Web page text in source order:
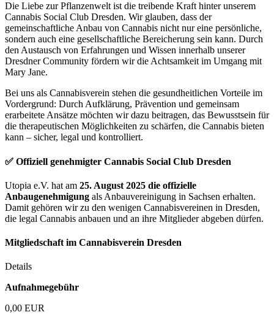
Die Liebe zur Pflanzenwelt ist die treibende Kraft hinter unserem
Cannabis Social Club Dresden. Wir glauben, dass der
gemeinschaftliche Anbau von Cannabis nicht nur eine persönliche,
sondern auch eine gesellschaftliche Bereicherung sein kann. Durch
den Austausch von Erfahrungen und Wissen innerhalb unserer
Dresdner Community fördern wir die Achtsamkeit im Umgang mit
Mary Jane.
Bei uns als Cannabisverein stehen die gesundheitlichen Vorteile im
Vordergrund: Durch Aufklärung, Prävention und gemeinsam
erarbeitete Ansätze möchten wir dazu beitragen, das Bewusstsein für
die therapeutischen Möglichkeiten zu schärfen, die Cannabis bieten
kann – sicher, legal und kontrolliert.
✅ Offiziell genehmigter Cannabis Social Club Dresden
Utopia e.V. hat am 25. August 2025 die offizielle
Anbaugenehmigung als Anbauvereinigung in Sachsen erhalten.
Damit gehören wir zu den wenigen Cannabisvereinen in Dresden,
die legal Cannabis anbauen und an ihre Mitglieder abgeben dürfen.
Mitgliedschaft im Cannabisverein Dresden
Details
Aufnahmegebühr
0,00 EUR